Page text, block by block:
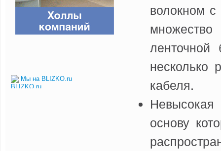
Мы на BLIZKO.ru
волокном
несколько
кабеля.
Невысокая
основу